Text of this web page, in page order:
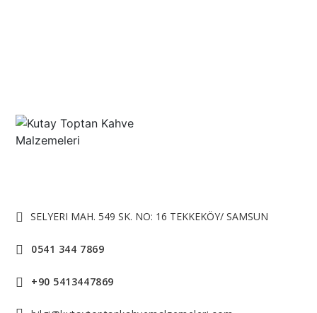
SELYERI MAH. 549 SK. NO: 16 TEKKEKÖY/ SAMSUN
0541 344 7869
+90 5413447869